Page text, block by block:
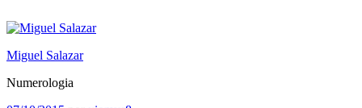
al
Miguel Salazar
Numerologia